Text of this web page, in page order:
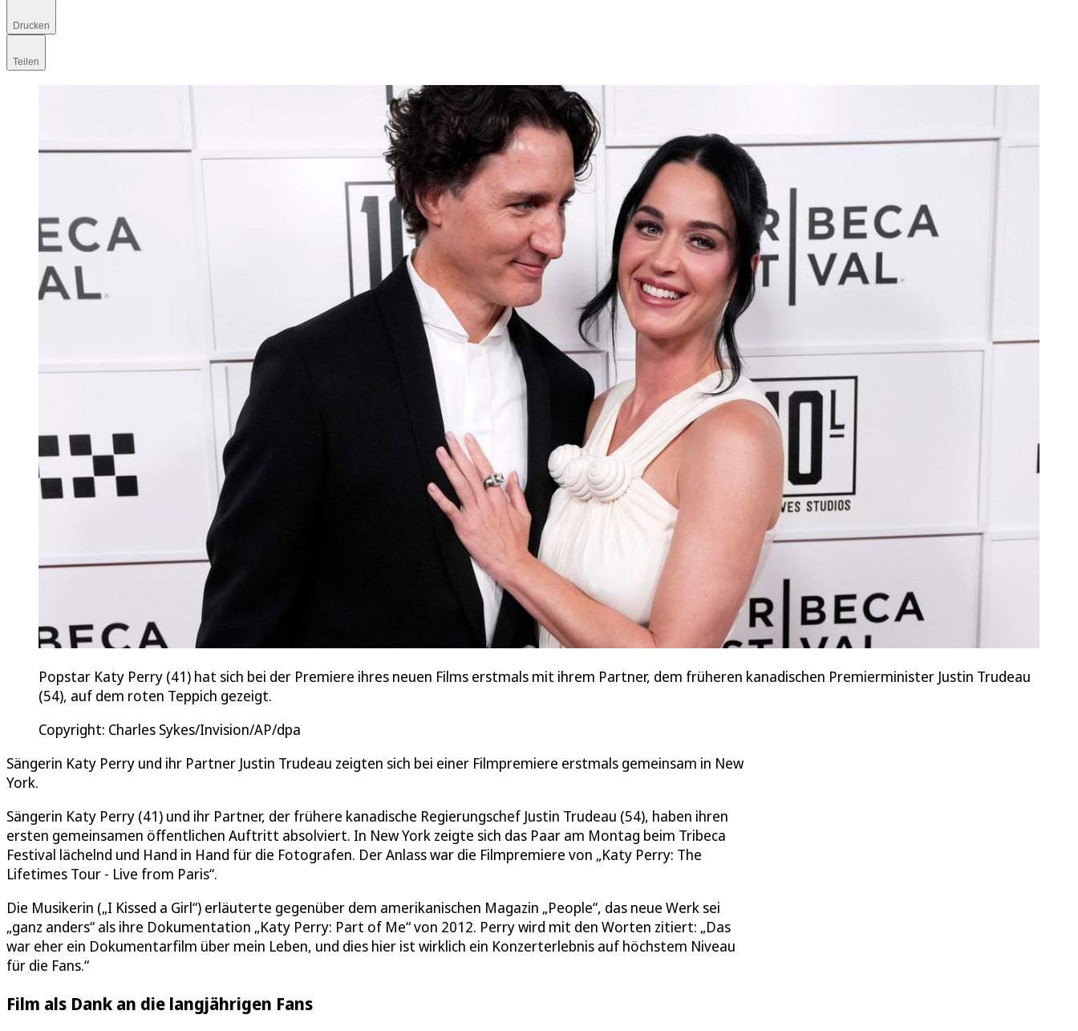
Drucken
Teilen
Popstar Katy Perry (41) hat sich bei der Premiere ihres neuen Films erstmals mit ihrem Partner, dem früheren kanadischen Premierminister Justin Trudeau
(54), auf dem roten Teppich gezeigt.
Copyright: Charles Sykes/Invision/AP/dpa
Sängerin Katy Perry und ihr Partner Justin Trudeau zeigten sich bei einer Filmpremiere erstmals gemeinsam in New
York.
Sängerin Katy Perry (41) und ihr Partner, der frühere kanadische Regierungschef Justin Trudeau (54), haben ihren
ersten gemeinsamen öffentlichen Auftritt absolviert. In New York zeigte sich das Paar am Montag beim Tribeca
Festival lächelnd und Hand in Hand für die Fotografen. Der Anlass war die Filmpremiere von „Katy Perry: The
Lifetimes Tour - Live from Paris“.
Die Musikerin („I Kissed a Girl“) erläuterte gegenüber dem amerikanischen Magazin „People“, das neue Werk sei
„ganz anders“ als ihre Dokumentation „Katy Perry: Part of Me“ von 2012. Perry wird mit den Worten zitiert: „Das
war eher ein Dokumentarfilm über mein Leben, und dies hier ist wirklich ein Konzerterlebnis auf höchstem Niveau
für die Fans.“
Film als Dank an die langjährigen Fans